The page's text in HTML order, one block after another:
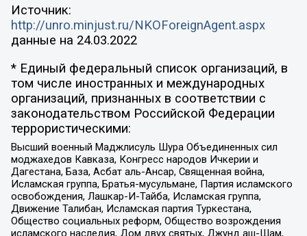
Источник:
http://unro.minjust.ru/NKOForeignAgent.aspx
данные на 24.03.2022
* Единый федеральный список организаций, в
том числе иностранных и международных
организаций, признанных в соответствии с
законодательством Российской Федерации
террористическими:
Высший военный Маджлисуль Шура Объединенных сил
моджахедов Кавказа, Конгресс народов Ичкерии и
Дагестана, База, Асбат аль-Ансар, Священная война,
Исламская группа, Братья-мусульмане, Партия исламского
освобождения, Лашкар-И-Тайба, Исламская группа,
Движение Талибан, Исламская партия Туркестана,
Общество социальных реформ, Общество возрождения
исламского наследия, Дом двух святых, Джунд аш-Шам,